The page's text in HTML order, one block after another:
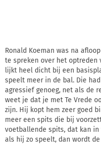
Ronald Koeman was na
te spreken over het optreden
lijkt heel dicht bij een
speelt meer in de bal. Die
agressief genoeg, net als de
weet je dat je met Te Vrede
zijn. Hij kopt hem zeer goed
meer een spits die bij
voetballende spits, dat kan
als hij zo speelt, dan wordt